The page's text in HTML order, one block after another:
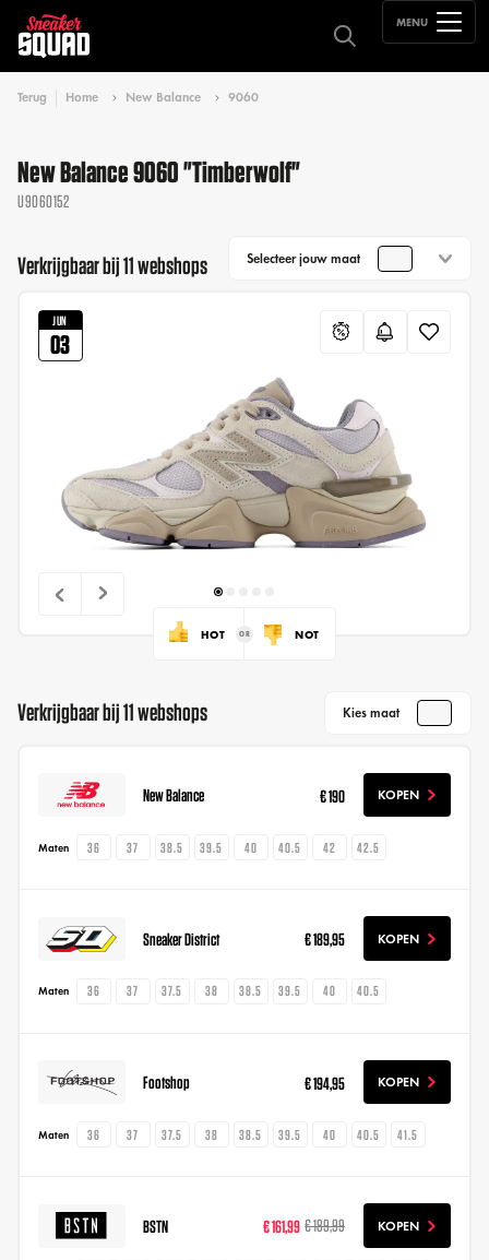
MENU
Terug Home New Balance 9060
New Balance 9060 "Timberwolf"
U9060152
Verkrijgbaar bij 11 webshops Selecteer jouw maat
JUN
03
HOT NOT
Verkrijgbaar bij 11 webshops Kies maat
New Balance € 190 KOPEN
Maten 36 37 38.5 39.5 40 40.5 42 42.5
Sneaker District € 189,95 KOPEN
Maten 36 37 37.5 38 38.5 39.5 40 40.5
Footshop € 194,95 KOPEN
Maten 36 37 37.5 38 38.5 39.5 40 40.5 41.5
BSTN € 161,99 € 189,99 KOPEN